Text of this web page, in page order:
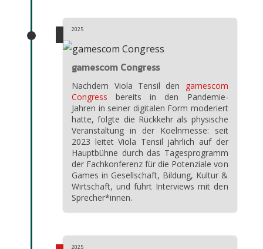
gamescom Congress
2025
Nachdem Viola Tensil den gamescom
Congress bereits in den Pandemie-
Jahren in seiner digitalen Form moderiert
hatte, folgte die Rückkehr als physische
Veranstaltung in der Koelnmesse: seit
2023 leitet Viola Tensil jährlich auf der
Hauptbühne durch das Tagesprogramm
der Fachkonferenz für die Potenziale von
Games in Gesellschaft, Bildung, Kultur &
Wirtschaft, und führt Interviews mit den
Sprecher*innen.
2025